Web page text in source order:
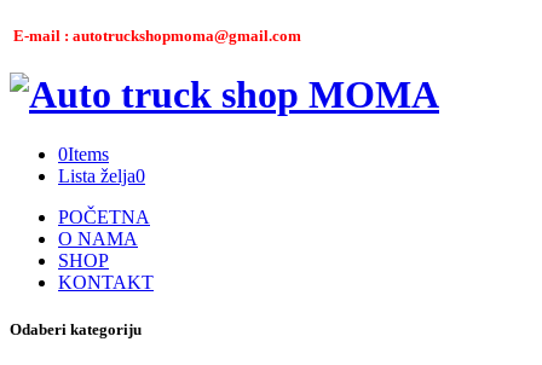
E-mail : autotruckshopmoma@gmail.com
0Items
Lista želja0
POČETNA
O NAMA
SHOP
KONTAKT
Odaberi kategoriju